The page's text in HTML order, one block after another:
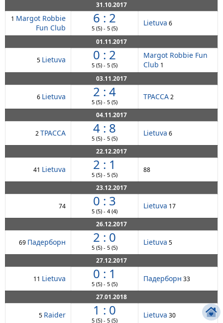
31.10.2017
1 Margot Robbie
Fun Club
6 : 2
5 (5) - 5 (5)
Lietuva 6
01.11.2017
5 Lietuva 0 : 2
5 (5) - 5 (5)
Margot Robbie Fun
Club 1
03.11.2017
6 Lietuva 2 : 4
5 (5) - 5 (5)
ТРАССА2
04.11.2017
2ТРАССА 4 : 8
5 (5) - 5 (5)
Lietuva 6
22.12.2017
41 Lietuva 2 : 1
5 (5) - 5 (5)
88
23.12.2017
74 0 : 3
5 (5) - 4 (4)
Lietuva 17
26.12.2017
69 Падерборн 2 : 0
5 (5) - 5 (5)
Lietuva 5
27.12.2017
11 Lietuva 0 : 1
5 (5) - 5 (5)
Падерборн 33
27.01.2018
5 Raider 1 : 0
5 (5) - 5 (5)
Lietuva 30